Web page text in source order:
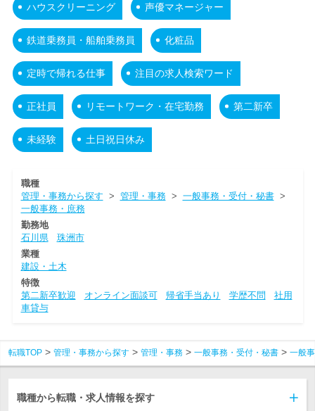
ハウスクリーニング 声優マネージャー
鉄道乗務員・船舶乗務員 化粧品
定時で帰れる仕事 注目の求人検索ワード
正社員 リモートワーク・在宅勤務 第二新卒
未経験 土日祝日休み
職種
管理・事務から探す > 管理・事務> 一般事務・受付・秘書>
一般事務・庶務
勤務地
石川県
珠洲市
業種
建設・土木
特徴
第二新卒歓迎
オンライン面談可 帰省手当あり 学歴不問
社用
車貸与
転職TOP 管理・事務から探す 管理・事務 一般事務・受付・秘書 一般
職種から転職・求人情報を探す